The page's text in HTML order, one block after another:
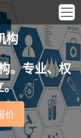
构
。专业、权
。
价